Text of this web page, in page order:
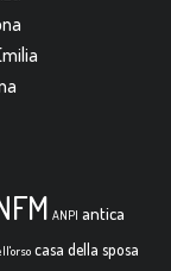
ANPI antica
casa della sposa